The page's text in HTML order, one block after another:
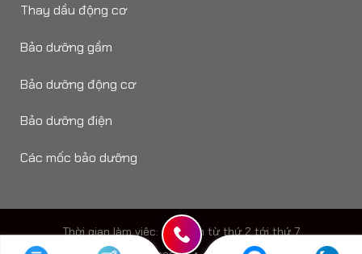
Thay dầu động cơ
Bảo dưỡng gầm
Bảo dưỡng động cơ
Bảo dưỡng điện
Các mốc bảo dưỡng
Thời gian làm viêc: 8h - 18h từ thứ 2 tới thứ 7